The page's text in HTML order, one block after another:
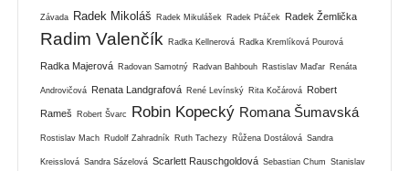
Závada Radek Mikoláš Radek Mikulášek Radek Ptáček Radek Žemlička
Radim Valenčík Radka Kellnerová Radka Kremlíková Pourová
Radka Majerová Radovan Samotný Radvan Bahbouh Rastislav Maďar Renáta
Androvičová Renata Landgrafová René Levínský Rita Kočárová Robert
Rameš Robert Švarc Robin Kopecký Romana Šumavská
Rostislav Mach Rudolf Zahradník Ruth Tachezy Růžena Dostálová Sandra
Kreisslová Sandra Sázelová Scarlett Rauschgoldová Sebastian Chum Stanislav